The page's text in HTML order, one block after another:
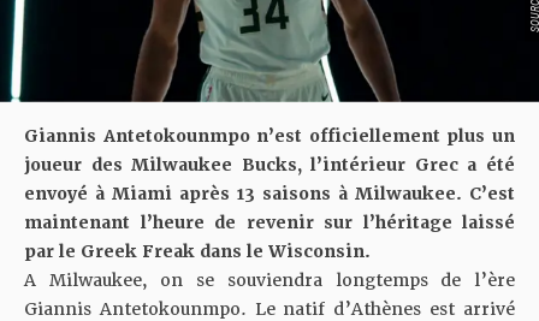
Giannis Antetokounmpo n’est officiellement plus un
joueur des Milwaukee Bucks, l’intérieur Grec a été
envoyé à Miami après 13 saisons à Milwaukee. C’est
maintenant l’heure de revenir sur l’héritage laissé
par le Greek Freak dans le Wisconsin.
A Milwaukee, on se souviendra longtemps de l’ère
Giannis Antetokounmpo. Le natif d’Athènes est arrivé